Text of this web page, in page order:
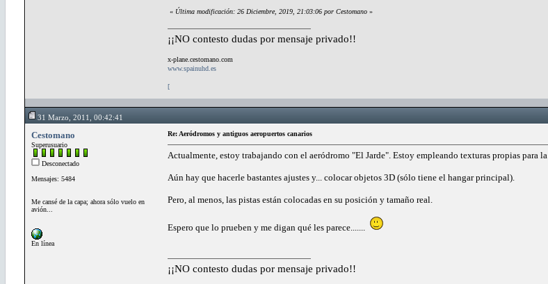
« Última modificación: 26 Diciembre, 2019, 21:03:06 por Cestomano »
¡¡NO contesto dudas por mensaje privado!!
x-plane.cestomano.com
www.spainuhd.es
[
31 Marzo, 2011, 00:42:41
Cestomano
Superusuario
Desconectado
Mensajes: 5484
Me cansé de la capa; ahora sólo vuelo en
avión...
En línea
Re: Aeródromos y antiguos aeropuertos canarios
Actualmente, estoy trabajando con el aeródromo "El Jarde". Estoy empleando texturas propias para
Aún hay que hacerle bastantes ajustes y... colocar objetos 3D (sólo tiene el hangar principal).
Pero, al menos, las pistas están colocadas en su posición y tamaño real.
Espero que lo prueben y me digan qué les parece.......
¡¡NO contesto dudas por mensaje privado!!